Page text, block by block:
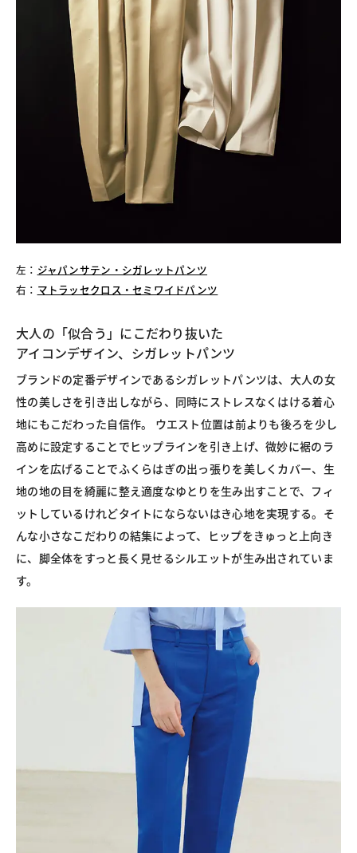
左： ジャパンサテン・シガレットパンツ
右： マトラッセクロス・セミワイドパンツ
大人の「似合う」にこだわり抜いた
アイコンデザイン、シガレットパンツ
ブランドの定番デザインであるシガレットパンツは、大人の女
性の美しさを引き出しながら、同時にストレスなくはける着心
地にもこだわった自信作。 ウエスト位置は前よりも後ろを少し
高めに設定することでヒップラインを引き上げ、微妙に裾のラ
インを広げることでふくらはぎの出っ張りを美しくカバー、生
地の地の目を綺麗に整え適度なゆとりを生み出すことで、フィ
ットしているけれどタイトにならないはき心地を実現する。そ
んな小さなこだわりの結集によって、ヒップをきゅっと上向き
に、脚全体をすっと長く見せるシルエットが生み出されていま
す。